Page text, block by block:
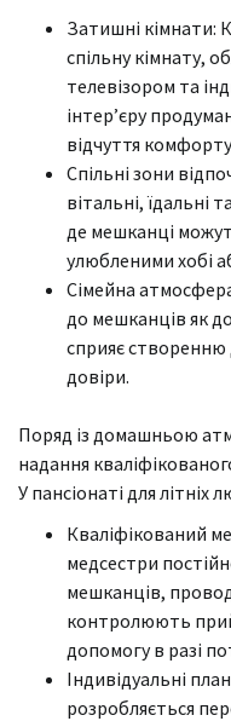
Затишні кімнати:
спільну кімнату,
телевізором та
інтер’єру
відчуття
Спільні зони
вітальні, їдальні
де мешканці
улюбленими хобі
Сімейна
до мешканців як
сприяє створенню
довіри.
Поряд із домашньою
надання
У пансіонаті для літніх
Кваліфікований
медсестри
мешканців,
контролюють
допомогу в разі
Індивідуальні
розробляється